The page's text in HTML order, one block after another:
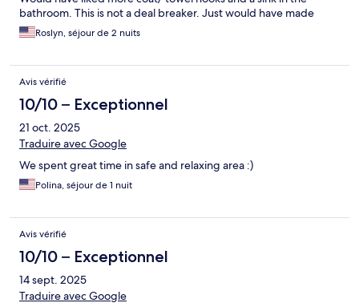
bathroom. This is not a deal breaker. Just would have made
things easier. Next time we will have the hot tub heated prior to
our arrival.
Roslyn, séjour de 2 nuits
Avis vérifié
10/10 – Exceptionnel
21 oct. 2025
Traduire avec Google
We spent great time in safe and relaxing area :)
Polina, séjour de 1 nuit
Avis vérifié
10/10 – Exceptionnel
14 sept. 2025
Traduire avec Google